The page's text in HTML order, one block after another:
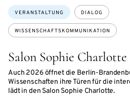
Salon Sophie Charlotte
Auch 2026 öffnet die Berlin-
Wissenschaften ihre Türen für die
lädt in den Salon Sophie Charlotte.
Themen:
VERANSTALTUNG DIALOG
WISSENSCHAFTSKOMMUNIKATION